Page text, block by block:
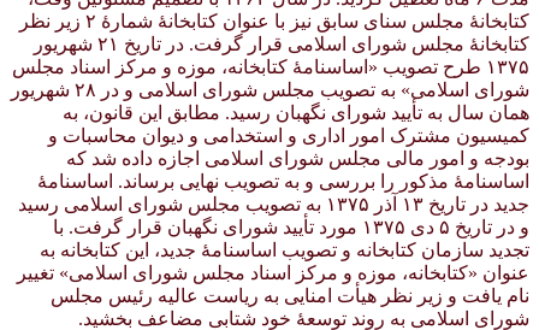
کتابخانهٔ مجلس سنای سابق نیز با عنوان کتابخانهٔ شمارهٔ ۲ زیر نظر
کتابخانهٔ مجلس شورای اسلامی قرار گرفت. در تاریخ ۲۱ شهریور
۱۳۷۵ طرح تصویب «اساسنامهٔ کتابخانه، موزه و مرکز اسناد مجلس
شورای اسلامی» به تصویب مجلس شورای اسلامی و در ۲۸ شهریور
همان سال به تأیید شورای نگهبان رسید. مطابق این قانون، به
کمیسیون مشترک امور اداری و استخدامی و دیوان محاسبات و
بودجه و امور مالی مجلس شورای اسلامی اجازه داده شد که
اساسنامهٔ مذکور را بررسی و به تصویب نهایی برساند. اساسنامهٔ
جدید در تاریخ ۱۳ آذر ۱۳۷۵ به تصویب مجلس شورای اسلامی رسید
و در تاریخ ۵ دی ۱۳۷۵ مورد تأیید شورای نگهبان قرار گرفت. با
تجدید سازمان کتابخانه و تصویب اساسنامهٔ جدید، این کتابخانه به
عنوان «کتابخانه، موزه و مرکز اسناد مجلس شورای اسلامی» تغییر
نام یافت و زیر نظر هیأت امنایی به ریاست عالیه رئیس مجلس
شورای اسلامی به روند توسعهٔ خود شتابی مضاعف بخشید.